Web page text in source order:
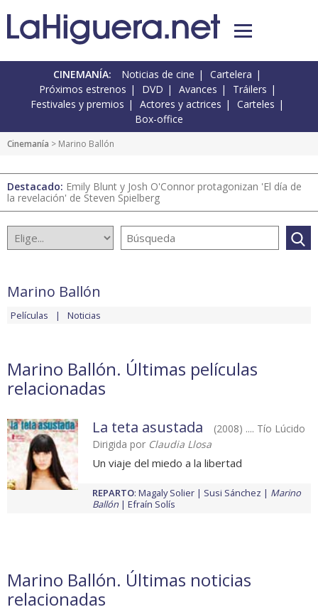
CINEMANÍA: Noticias de cine
Cartelera
Próximos estrenos
DVD Avances
Tráilers
Festivales y premios
Actores y actrices
Carteles
Box-office
Cinemanía > Marino Ballón
Destacado: Emily Blunt y Josh O'Connor protagonizan 'El día de
la revelación' de Steven Spielberg
Marino Ballón
Películas Noticias
Marino Ballón. Últimas películas
relacionadas
La teta asustada
(2008) .... Tío Lúcido
Dirigida por Claudia Llosa
Un viaje del miedo a la libertad
REPARTO: Magaly Solier Susi Sánchez
Marino
Ballón
Efraín Solís
Marino Ballón. Últimas noticias
relacionadas